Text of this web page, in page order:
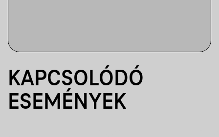
KAPCSOLÓDÓ
ESEMÉNYEK